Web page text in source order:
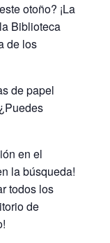
otoño? ¡La
Biblioteca
de los
de papel
en el
la búsqueda!
todos los
de